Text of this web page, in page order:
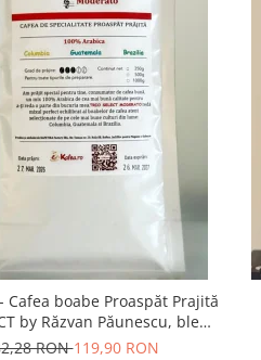
Cafea boabe Proaspăt Prajită
by Răzvan Păunescu, blend
100% Arabica
RON119,90 RON